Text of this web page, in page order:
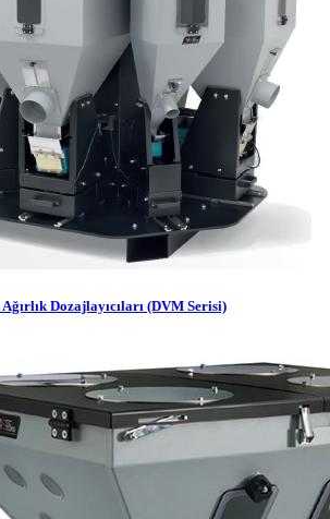
Dozajlayıcıları (DVM Serisi)